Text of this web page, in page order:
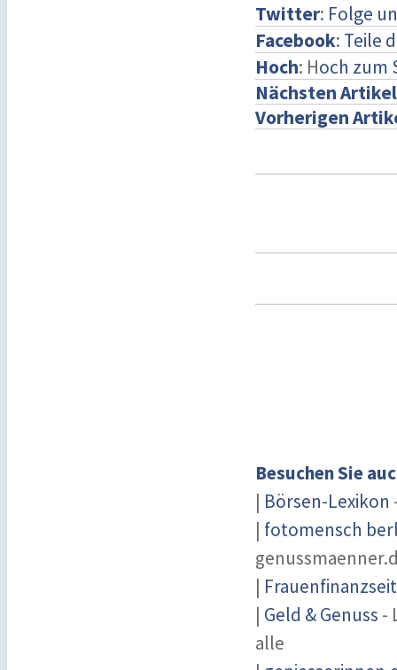
Twitter: Folge
Facebook: Teile
Hoch: Hoch zum
Nächsten Artikel
Vorherigen
Besuchen Sie
| Börsen-Lexikon
| fotomensch
|
| Geld & Genuss -
alle